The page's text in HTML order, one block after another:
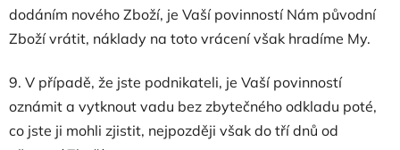
dodáním nového Zboží, je Vaší povinností Nám původní
Zboží vrátit, náklady na toto vrácení však hradíme My.
9. V případě, že jste podnikateli, je Vaší povinností
oznámit a vytknout vadu bez zbytečného odkladu poté,
co jste ji mohli zjistit, nejpozději však do tří dnů od